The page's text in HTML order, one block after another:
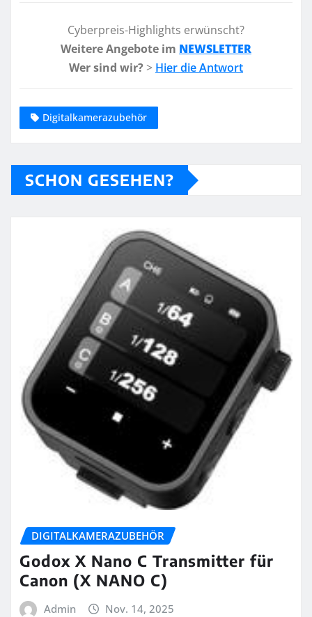
Cyberpreis-Highlights erwünscht?
Weitere Angebote im NEWSLETTER
Wer sind wir? > Hier die Antwort
Digitalkamerazubehör
SCHON GESEHEN?
DIGITALKAMERAZUBEHÖR
Godox X Nano C Transmitter für
Canon (X NANO C)
Admin Nov. 14, 2025